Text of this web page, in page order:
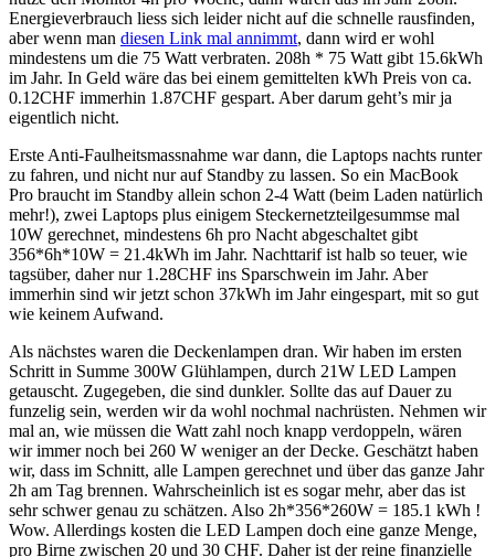
Energieverbrauch liess sich leider nicht auf die schnelle rausfinden,
aber wenn man diesen Link mal annimmt, dann wird er wohl
mindestens um die 75 Watt verbraten. 208h * 75 Watt gibt 15.6kWh
im Jahr. In Geld wäre das bei einem gemittelten kWh Preis von ca.
0.12CHF immerhin 1.87CHF gespart. Aber darum geht’s mir ja
eigentlich nicht.
Erste Anti-Faulheitsmassnahme war dann, die Laptops nachts runter
zu fahren, und nicht nur auf Standby zu lassen. So ein MacBook
Pro braucht im Standby allein schon 2-4 Watt (beim Laden natürlich
mehr!), zwei Laptops plus einigem Steckernetzteilgesummse mal
10W gerechnet, mindestens 6h pro Nacht abgeschaltet gibt
356*6h*10W = 21.4kWh im Jahr. Nachttarif ist halb so teuer, wie
tagsüber, daher nur 1.28CHF ins Sparschwein im Jahr. Aber
immerhin sind wir jetzt schon 37kWh im Jahr eingespart, mit so gut
wie keinem Aufwand.
Als nächstes waren die Deckenlampen dran. Wir haben im ersten
Schritt in Summe 300W Glühlampen, durch 21W LED Lampen
getauscht. Zugegeben, die sind dunkler. Sollte das auf Dauer zu
funzelig sein, werden wir da wohl nochmal nachrüsten. Nehmen wir
mal an, wie müssen die Watt zahl noch knapp verdoppeln, wären
wir immer noch bei 260 W weniger an der Decke. Geschätzt haben
wir, dass im Schnitt, alle Lampen gerechnet und über das ganze Jahr
2h am Tag brennen. Wahrscheinlich ist es sogar mehr, aber das ist
sehr schwer genau zu schätzen. Also 2h*356*260W = 185.1 kWh !
Wow. Allerdings kosten die LED Lampen doch eine ganze Menge,
pro Birne zwischen 20 und 30 CHF. Daher ist der reine finanzielle